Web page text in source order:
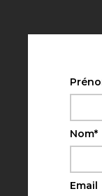
Nom*
Email